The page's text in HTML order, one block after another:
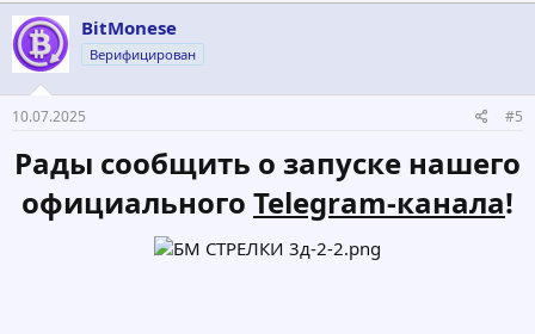
BitMonese
Верифицирован
10.07.2025 #5
Рады сообщить о запуске нашего
официального Telegram-канала!​